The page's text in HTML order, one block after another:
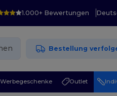
1.000+ Bewertungen
Bestellung
Werbegeschenke Outlet